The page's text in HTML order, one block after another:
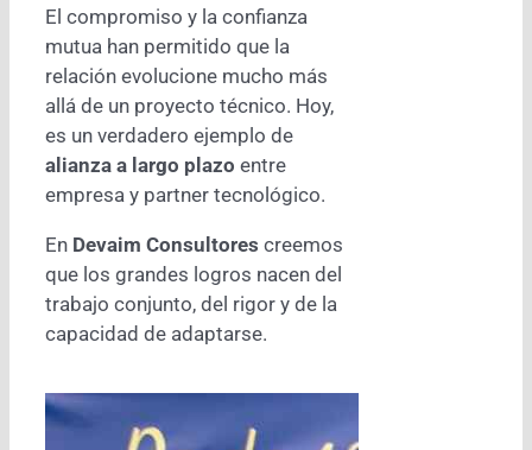
El compromiso y la confianza
mutua han permitido que la
relación evolucione mucho más
allá de un proyecto técnico. Hoy,
es un verdadero ejemplo de
alianza a largo plazo entre
empresa y partner tecnológico.
En Devaim Consultores creemos
que los grandes logros nacen del
trabajo conjunto, del rigor y de la
capacidad de adaptarse.